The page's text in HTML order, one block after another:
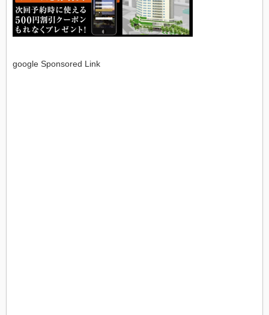
google Sponsored Link